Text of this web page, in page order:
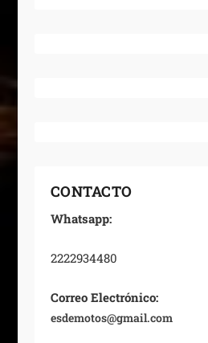
CONTACTO
Whatsapp:
2222934480
Correo Electrónico:
esdemotos@gmail.com